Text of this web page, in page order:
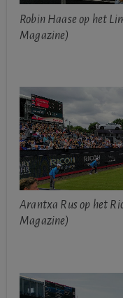
Robin Haase op het
Magazine)
Arantxa Rus op het
Magazine)